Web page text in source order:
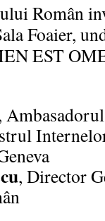
Român
Foaier,
EST
, Director